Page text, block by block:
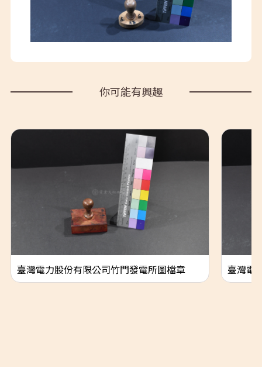
你可能有興趣
臺灣電力股份有限公司竹門發電所圖檔章 臺灣電